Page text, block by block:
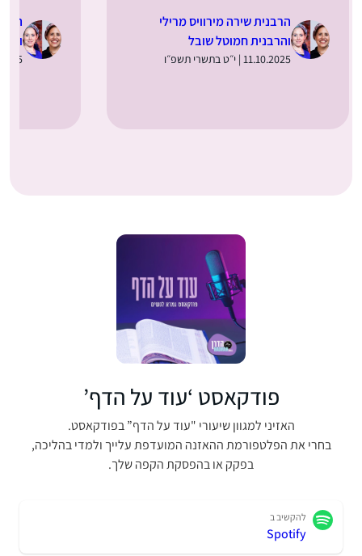
הרבנית שירה מירוויס מרילי
והרבנית חמוטל שובל
11.10.2025 | י״ט בתשרי תשפ״ו 04.10.2025
פודקאסט ‘עוד על הדף’
האזיני למגוון שיעורי "עוד על הדף” בפודקאסט.
בחרי את הפלטפורמת ההאזנה המועדפת עלייך ולמדי בהליכה,
בפקק או בהפסקת הקפה שלך.
להקשיב ב
Spotify